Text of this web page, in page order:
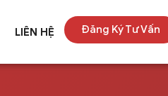
LIÊN HỆ Đăng Ký Tư Vấn